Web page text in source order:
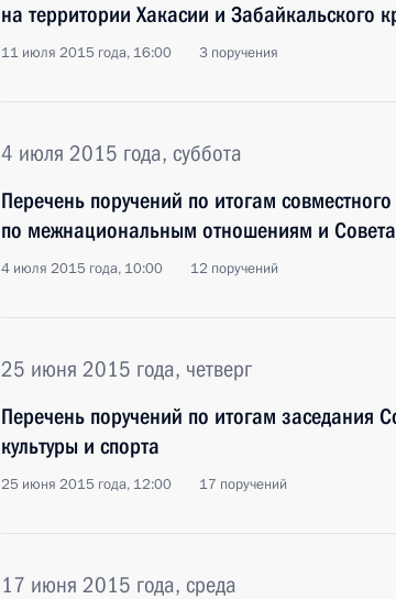
на территории Хакасии и Забайкальского
11 июля 2015 года, 16:00 3 поручения
4 июля 2015 года, суббота
Перечень поручений по итогам
по межнациональным отношениям и Совета
4 июля 2015 года, 10:00 12 поручений
25 июня 2015 года, четверг
Перечень поручений по итогам заседания
культуры и спорта
25 июня 2015 года, 12:00 17 поручений
17 июня 2015 года, среда